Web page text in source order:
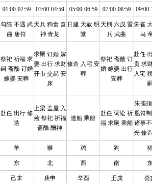
01:00-02:59 03:00-04:59 05:00-06:59 07:00-08:59
勾陈 不遇 武
曲 唐符
天兵 狗食 喜
神 青龙
日建 天赦 明
堂
天刑 六戊 雷
兵 武曲
朱雀
马
祭祀 祈福 求
嗣 斋醮 订婚
嫁娶 安葬
求嗣 订婚 嫁
娶 出行 求财
开市 交易 安
床
修造 入宅 安
葬
祭祀 斋醮 订
婚 嫁娶 出行
安葬
赴任
贵 求
入宅
赴任 出行 修
造
上梁 盖屋 入
殓 祭祀 祈福
斋醮 酬神
造船 乘船
赴任 词讼 祈
福 求嗣 乘船
朱雀
凰符
诸事
光 修
羊 猴 鸡 狗
东 北 西 南
己未 庚申 辛酉 壬戍 癸